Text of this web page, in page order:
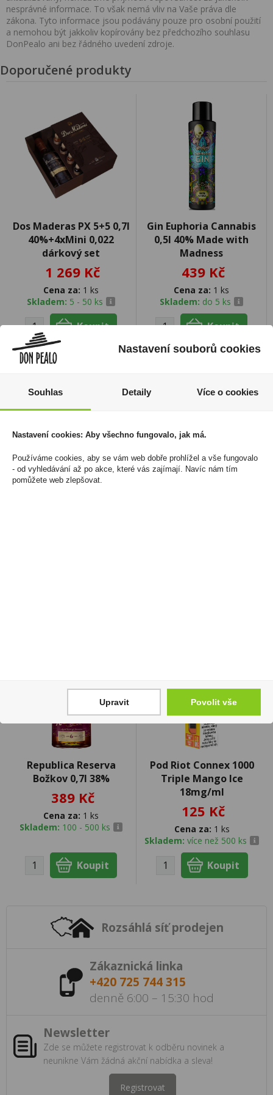
nesprávné informace. To však nemá vliv na Vaše práva dle
zákona. Tyto informace jsou podávány pouze pro osobní použití
a nemohou být jakkoliv kopírovány bez předchozího souhlasu
DonPealo ani bez řádného uvedení zdroje.
Doporučené produkty
Dos Maderas PX 5+5 0,7l
40%+4xMini 0,022
dárkový set
1 269 Kč
Cena za: 1 ks
Skladem: 5 - 50 ks
Gin Euphoria Cannabis
0,5l 40% Made with
Madness
439 Kč
Cena za: 1 ks
Skladem: do 5 ks
Republica Reserva
Božkov 0,7l 38%
389 Kč
Cena za: 1 ks
Skladem: 100 - 500 ks
Pod Riot Connex 1000
Triple Mango Ice
18mg/ml
125 Kč
Cena za: 1 ks
Skladem: více než 500 ks
Rozsáhlá síť prodejen
Zákaznická linka
+420 725 744 315
denně 6:00 – 15:30 hod
Newsletter
Zde se můžete registrovat k odběru novinek a
neunikne Vám žádná akční nabídka a sleva!
Registrovat
Nastavení souborů cookies
Souhlas Detaily Více o cookies
Nastavení cookies: Aby všechno fungovalo, jak má.
Používáme cookies, aby se vám web dobře prohlížel a vše fungovalo
- od vyhledávání až po akce, které vás zajímají. Navíc nám tím
pomůžete web zlepšovat.
Upravit Povolit vše